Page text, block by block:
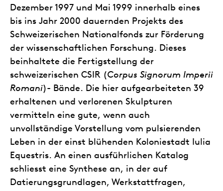
Dezember 1997 und Mai 1999 innerhalb eines
bis ins Jahr 2000 dauernden Projekts des
Schweizerischen Nationalfonds zur Förderung
der wissenschaftlichen Forschung. Dieses
beinhaltete die Fertigstellung der
schweizerischen CSIR (Corpus Signorum Imperii
Romani)- Bände. Die hier aufgearbeiteten 39
erhaltenen und verlorenen Skulpturen
vermitteln eine gute, wenn auch
unvollständige Vorstellung vom pulsierenden
Leben in der einst blühenden Koloniestadt Iulia
Equestris. An einen ausführlichen Katalog
schliesst eine Synthese an, in der auf
Datierungsgrundlagen, Werkstattfragen,